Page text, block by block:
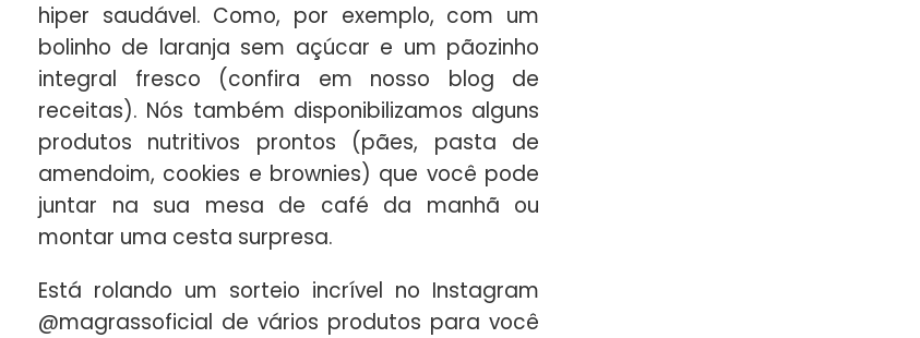
hiper saudável. Como, por exemplo, com um
bolinho de laranja sem açúcar e um pãozinho
integral fresco (confira em nosso blog de
receitas). Nós também disponibilizamos alguns
produtos nutritivos prontos (pães, pasta de
amendoim, cookies e brownies) que você pode
juntar na sua mesa de café da manhã ou
montar uma cesta surpresa.
Está rolando um sorteio incrível no Instagram
@magrassoficial de vários produtos para você